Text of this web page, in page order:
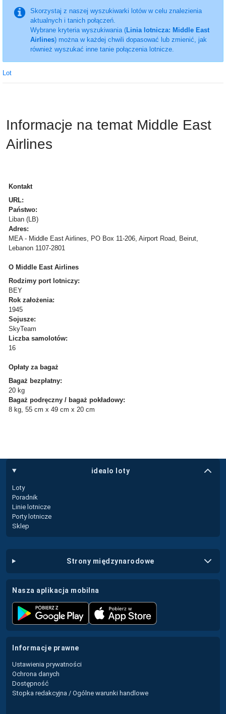
Skorzystaj z naszej wyszukiwarki lotów w celu znalezienia
aktualnych i tanich połączeń.
Wybrane kryteria wyszukiwania (Linia lotnicza: Middle East
Airlines) można w każdej chwili dopasować lub zmienić, jak
również wyszukać inne tanie połączenia lotnicze.
Lot
Informacje na temat Middle East
Airlines
Kontakt
URL:
Państwo:
Liban (LB)
Adres:
MEA - Middle East Airlines, PO Box 11-206, Airport Road, Beirut,
Lebanon 1107-2801
O Middle East Airlines
Rodzimy port lotniczy:
BEY
Rok założenia:
1945
Sojusze:
SkyTeam
Liczba samolotów:
16
Opłaty za bagaż
Bagaż bezpłatny:
20 kg
Bagaż podręczny / bagaż pokładowy:
8 kg, 55 cm x 49 cm x 20 cm
idealo loty
Loty
Poradnik
Linie lotnicze
Porty lotnicze
Sklep
strony międzynarodowe
nasza aplikacja mobilna
informacje prawne
Ustawienia prywatności
Ochrona danych
Dostępność
Stopka redakcyjna / Ogólne warunki handlowe